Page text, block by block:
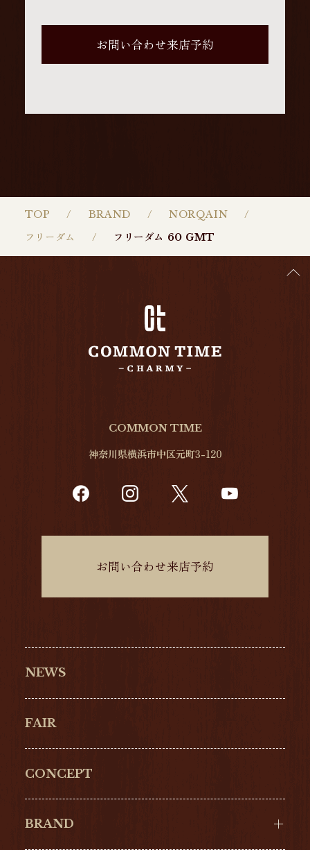
TOP BRAND
NORQAIN
フリーダム
フリーダム 60 GMT
お問い合わせ来店予約
NEWS
FAIR
CONCEPT
BRAND
COMMON TIME
神奈川県横浜市中区元町3-120
お問い合わせ来店予約